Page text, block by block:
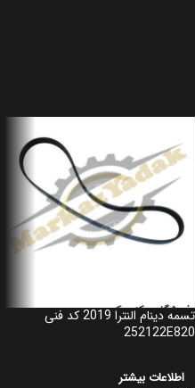
تسمه دینام النترا 2019 کد فنی
252122E820
اطلاعات بیشتر